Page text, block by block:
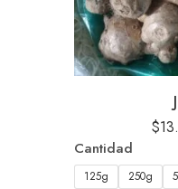
$
Cantidad
125g 250g